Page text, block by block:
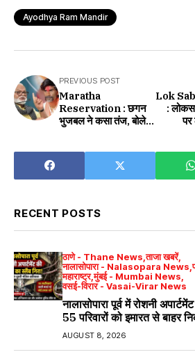
Ayodhya Ram Mandir
PREVIOUS POST
Maratha
Reservation : छगन
भुजबल ने कसा तंज, बोले-
Lok
:
पर
RECENT POSTS
ठाणे - Thane News ताजा खबरें
नालासोपारा - Nalasopara News
महाराष्ट्र मुंबई - Mumbai News
वसई-विरार - Vasai-Virar News
नालासोपारा पूर्व में रोशनी
55 परिवारों को इमारत से बाहर
AUGUST 8, 2026